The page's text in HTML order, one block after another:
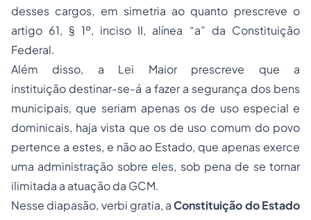
desses cargos, em simetria ao quanto prescreve o
artigo 61, § 1º, inciso II, alínea “a” da Constituição
Federal.
Além disso, a Lei Maior prescreve que a
instituição destinar-se-á a fazer a segurança dos bens
municipais, que seriam apenas os de uso especial e
dominicais, haja vista que os de uso comum do povo
pertence a estes, e não ao Estado, que apenas exerce
uma administração sobre eles, sob pena de se tornar
ilimitada a atuação da GCM.
Nesse diapasão, verbi gratia, aConstituição do Estado